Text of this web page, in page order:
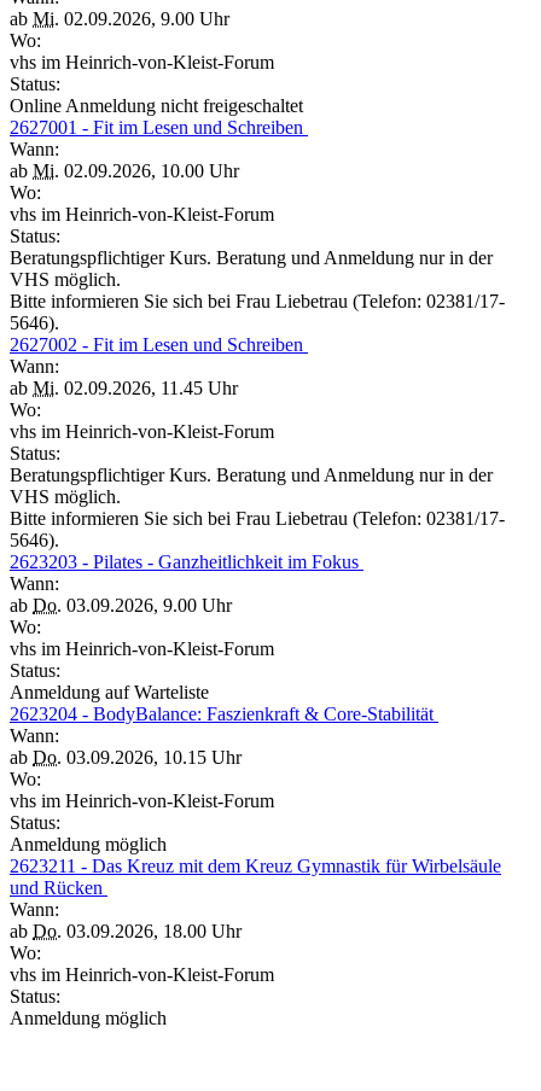
ab Mi. 02.09.2026, 9.00 Uhr
Wo:
vhs im Heinrich-von-Kleist-Forum
Status:
Online Anmeldung nicht freigeschaltet
2627001 - Fit im Lesen und Schreiben
Wann:
ab Mi. 02.09.2026, 10.00 Uhr
Wo:
vhs im Heinrich-von-Kleist-Forum
Status:
Beratungspflichtiger Kurs. Beratung und Anmeldung nur in der
VHS möglich.
Bitte informieren Sie sich bei Frau Liebetrau (Telefon: 02381/17-
5646).
2627002 - Fit im Lesen und Schreiben
Wann:
ab Mi. 02.09.2026, 11.45 Uhr
Wo:
vhs im Heinrich-von-Kleist-Forum
Status:
Beratungspflichtiger Kurs. Beratung und Anmeldung nur in der
VHS möglich.
Bitte informieren Sie sich bei Frau Liebetrau (Telefon: 02381/17-
5646).
2623203 - Pilates - Ganzheitlichkeit im Fokus
Wann:
ab Do. 03.09.2026, 9.00 Uhr
Wo:
vhs im Heinrich-von-Kleist-Forum
Status:
Anmeldung auf Warteliste
2623204 - BodyBalance: Faszienkraft & Core-Stabilität
Wann:
ab Do. 03.09.2026, 10.15 Uhr
Wo:
vhs im Heinrich-von-Kleist-Forum
Status:
Anmeldung möglich
2623211 - Das Kreuz mit dem Kreuz Gymnastik für Wirbelsäule
und Rücken
Wann:
ab Do. 03.09.2026, 18.00 Uhr
Wo:
vhs im Heinrich-von-Kleist-Forum
Status:
Anmeldung möglich